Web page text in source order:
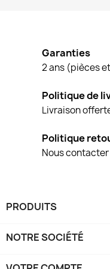
Garanties
2 ans (pièces
Politique de
Livraison
Politique
Nous contacter
PRODUITS
NOTRE SOCIÉTÉ